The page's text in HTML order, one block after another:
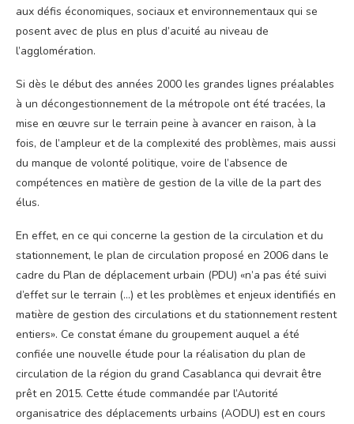
aux défis économiques, sociaux et environnementaux qui se
posent avec de plus en plus d’acuité au niveau de
l’agglomération.
Si dès le début des années 2000 les grandes lignes préalables
à un décongestionnement de la métropole ont été tracées, la
mise en œuvre sur le terrain peine à avancer en raison, à la
fois, de l’ampleur et de la complexité des problèmes, mais aussi
du manque de volonté politique, voire de l’absence de
compétences en matière de gestion de la ville de la part des
élus.
En effet, en ce qui concerne la gestion de la circulation et du
stationnement, le plan de circulation proposé en 2006 dans le
cadre du Plan de déplacement urbain (PDU) «n’a pas été suivi
d’effet sur le terrain (…) et les problèmes et enjeux identifiés en
matière de gestion des circulations et du stationnement restent
entiers». Ce constat émane du groupement auquel a été
confiée une nouvelle étude pour la réalisation du plan de
circulation de la région du grand Casablanca qui devrait être
prêt en 2015. Cette étude commandée par l’Autorité
organisatrice des déplacements urbains (AODU) est en cours